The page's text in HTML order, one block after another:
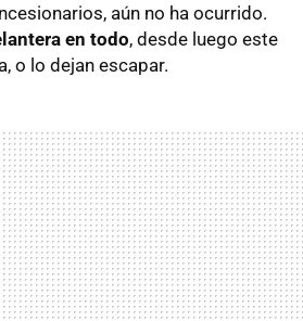
aún no ha ocurrido.
en todo, desde luego este
o lo dejan escapar.